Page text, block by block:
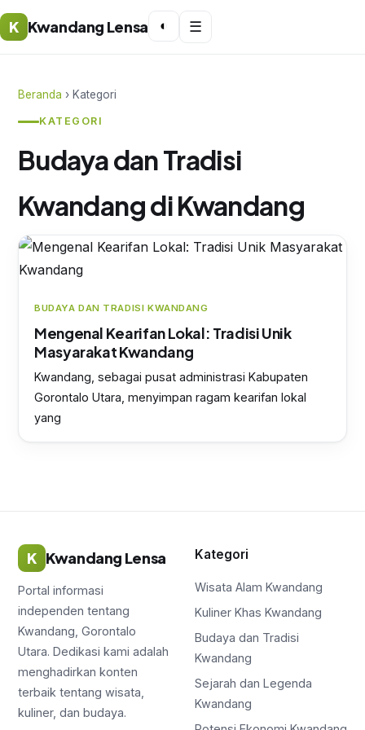
K Kwandang Lensa ◐ ☰
Beranda › Kategori
KATEGORI
Budaya dan Tradisi
Kwandang di Kwandang
BUDAYA DAN TRADISI KWANDANG
Mengenal Kearifan Lokal: Tradisi Unik
Masyarakat Kwandang
Kwandang, sebagai pusat administrasi Kabupaten
Gorontalo Utara, menyimpan ragam kearifan lokal
yang
K Kwandang Lensa
Portal informasi
independen tentang
Kwandang, Gorontalo
Utara. Dedikasi kami adalah
menghadirkan konten
terbaik tentang wisata,
kuliner, dan budaya.
Kategori
Wisata Alam Kwandang
Kuliner Khas Kwandang
Budaya dan Tradisi
Kwandang
Sejarah dan Legenda
Kwandang